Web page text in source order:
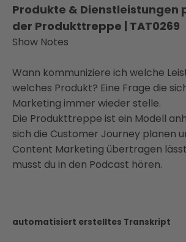
Produkte & Dienstleistungen
der Produkttreppe | TAT0269
Show Notes
Wann kommuniziere ich welche
welches Produkt? Eine Frage die
Marketing immer wieder stelle.
Die Produkttreppe ist ein Modell
sich die Customer Journey planen
Content Marketing übertragen
musst du in den Podcast hören.
automatisiert erstelltes Transkript